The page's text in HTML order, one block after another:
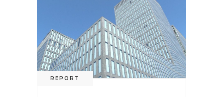
REPORT